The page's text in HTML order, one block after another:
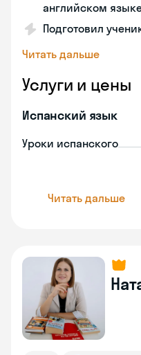
английском
Подготовил
Читать дальше
Услуги и цены
Испанский язык
Уроки испанского
Читать дальше